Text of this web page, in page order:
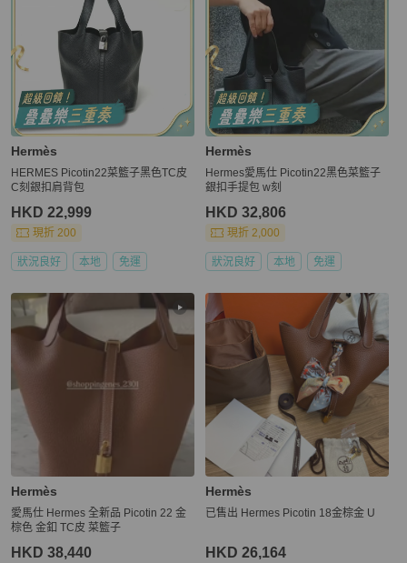
Hermès
HERMES Picotin22菜籃子黑色TC皮
C刻銀扣肩背包
HKD 22,999
現折 200
狀況良好 本地 免運
Hermès
Hermes愛馬仕 Picotin22黑色菜籃子
銀扣手提包 w刻
HKD 32,806
現折 2,000
狀況良好 本地 免運
Hermès
愛馬仕 Hermes 全新品 Picotin 22 金
棕色 金釦 TC皮 菜籃子
HKD 38,440
Hermès
已售出 Hermes Picotin 18金棕金 U
HKD 26,164